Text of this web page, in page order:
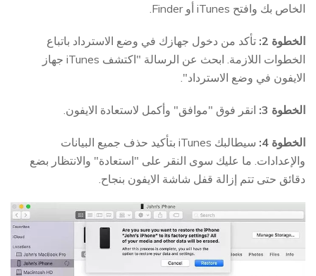
الخاص بك وافتح iTunes أو Finder.
الخطوة 2:
تأكد من دخول جهازك في وضع الاسترداد باتباع
الخطوات اللازمة. ابحث عن الرسالة "اكتشف iTunes جهاز
الايفون في وضع الاسترداد".
الخطوة 3: انقر فوق "موافق" وأكمل لاستعادة الايفون.
الخطوة 4:
سيطالبك iTunes بتأكيد حذف جميع البيانات
والإعدادات. ما عليك سوى النقر على "استعادة" والانتظار بضع
دقائق حتى تتم إزالة قفل شاشة الايفون بنجاح.